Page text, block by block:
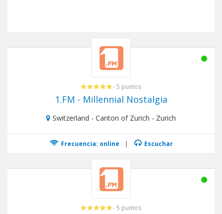
- 5 puntos
1.FM - Millennial Nostalgia
Switzerland - Canton of Zurich - Zurich
Frecuencia: online | Escuchar
- 5 puntos